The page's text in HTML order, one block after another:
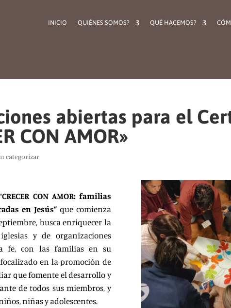
INICIO QUIÉNES SOMOS? QUÉ HACEMOS?
abiertas para el
CON AMOR»
categorizar
“CRECER CON AMOR: familias
en Jesús” que comienza
busca enriquecer la
y de organizaciones
fe, con las familias en su
en la promoción de
que fomente el desarrollo y
de todos sus miembros, y
niñas y adolescentes.